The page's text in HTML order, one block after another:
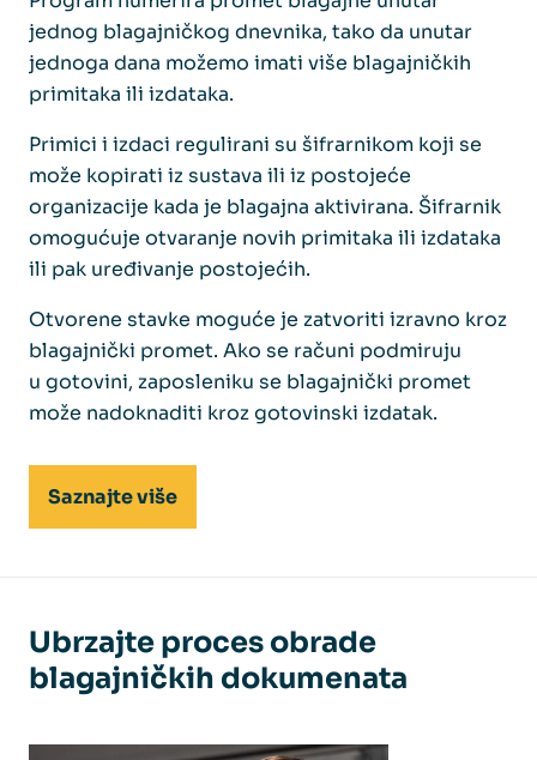
jednog blagajničkog dnevnika, tako da unutar
jednoga dana možemo imati više blagajničkih
primitaka ili izdataka.
Primici i izdaci regulirani su šifrarnikom koji se
može kopirati iz sustava ili iz postojeće
organizacije kada je blagajna aktivirana. Šifrarnik
omogućuje otvaranje novih primitaka ili izdataka
ili pak uređivanje postojećih.
Otvorene stavke moguće je zatvoriti izravno kroz
blagajnički promet. Ako se računi podmiruju
u gotovini, zaposleniku se blagajnički promet
može nadoknaditi kroz gotovinski izdatak.
Saznajte više
Ubrzajte proces obrade
blagajničkih dokumenata